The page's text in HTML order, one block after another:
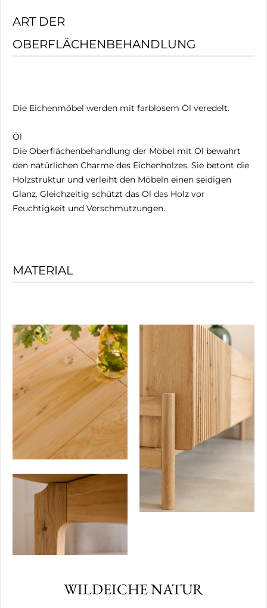
ART DER
OBERFLÄCHENBEHANDLUNG
Die Eichenmöbel werden mit farblosem Öl veredelt.
Öl
Die Oberflächenbehandlung der Möbel mit Öl bewahrt
den natürlichen Charme des Eichenholzes. Sie betont die
Holzstruktur und verleiht den Möbeln einen seidigen
Glanz. Gleichzeitig schützt das Öl das Holz vor
Feuchtigkeit und Verschmutzungen.
MATERIAL
WILDEICHE NATUR